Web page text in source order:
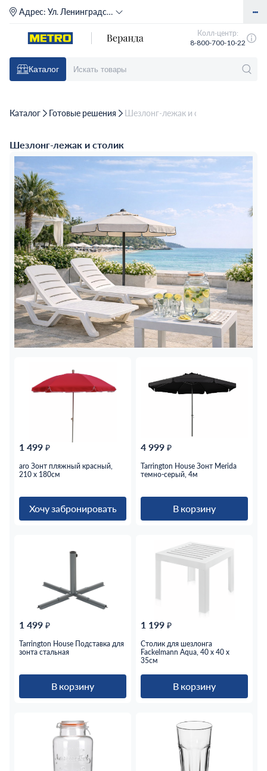
Адрес: Ул. Ленинградское шоссе, д. 71Г (м. Речной вокзал)
Колл-центр:
8-800-700-10-22
Каталог
Каталог Готовые решения Шезлонг-лежак и столик
Шезлонг-лежак и столик
1 499 ₽
aro Зонт пляжный красный,
210 x 180см
Хочу забронировать
4 999 ₽
Tarrington House Зонт Merida
темно-серый, 4м
В корзину
1 499 ₽
Tarrington House Подставка для
зонта стальная
В корзину
1 199 ₽
Столик для шезлонга
Fackelmann Aqua, 40 x 40 x
35см
В корзину